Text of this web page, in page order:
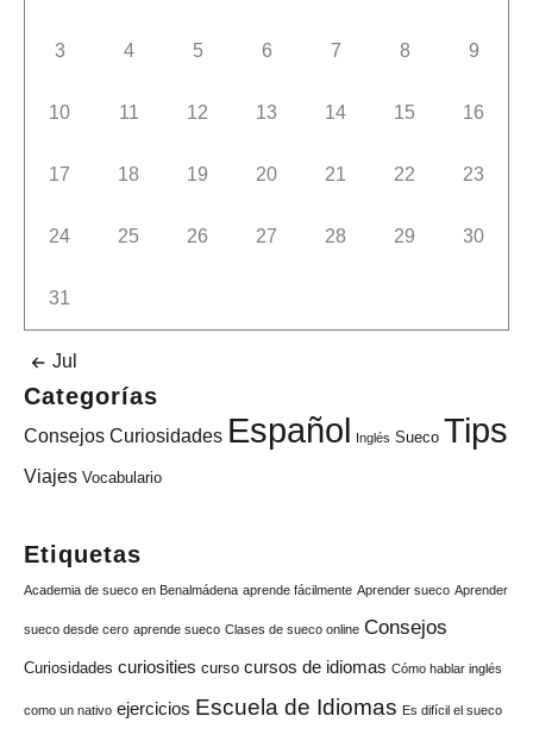
3 4 5 6 7 8 9
10 11 12 13 14 15 16
17 18 19 20 21 22 23
24 25 26 27 28 29 30
31
Jul
Categorías
Consejos Curiosidades Español Inglés Sueco Tips
Viajes Vocabulario
Etiquetas
Academia de sueco en Benalmádena aprende fácilmente Aprender sueco Aprender
sueco desde cero aprende sueco Clases de sueco online Consejos
Curiosidades curiosities curso cursos de idiomas Cómo hablar inglés
como un nativo ejercicios Escuela de Idiomas Es difícil el sueco